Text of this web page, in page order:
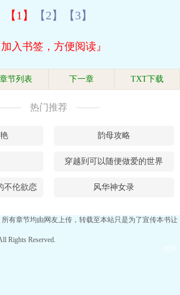
【1】 【2】 【3】
加入书签，方便阅读』
章节列表 下一章 TXT下载
热门推荐
韵母攻略
穿越到可以随便做爱的世界
不伦欲恋 风华神女录
有章节均由网友上传，转载至本站只是为了宣传本书让
Rights Reserved.